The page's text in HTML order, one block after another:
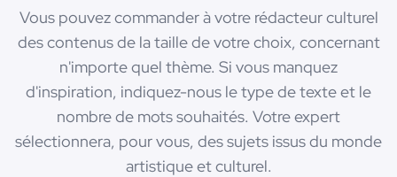
Vous pouvez commander à votre rédacteur culturel
des contenus de la taille de votre choix, concernant
n'importe quel thème. Si vous manquez
d'inspiration, indiquez-nous le type de texte et le
nombre de mots souhaités. Votre expert
sélectionnera, pour vous, des sujets issus du monde
artistique et culturel.